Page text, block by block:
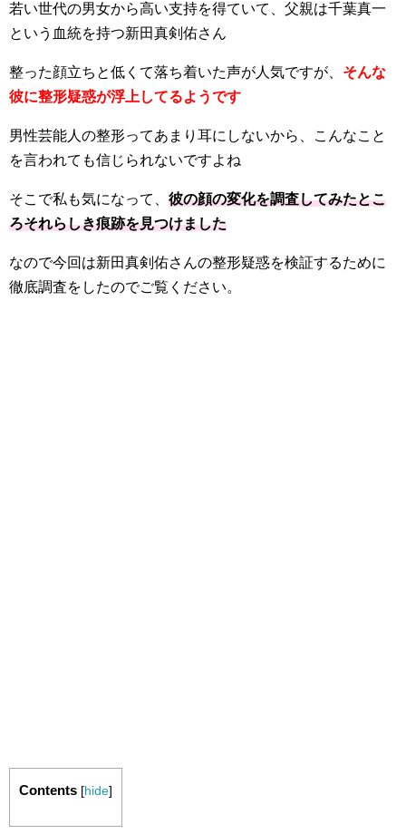
若い世代の男女から高い支持を得ていて、父親は千葉真一
という血統を持つ新田真剣佑さん
整った顔立ちと低くて落ち着いた声が人気ですが、 そんな
彼に整形疑惑が浮上してるようです
男性芸能人の整形ってあまり耳にしないから、こんなこと
を言われても信じられないですよね
そこで私も気になって、 彼の顔の変化を調査してみたとこ
ろそれらしき痕跡を見つけました
なので今回は新田真剣佑さんの整形疑惑を検証するために
徹底調査をしたのでご覧ください。
Contents [hide]